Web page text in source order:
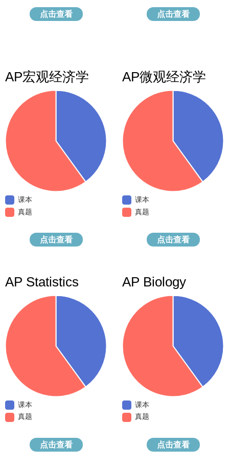
点击查看 点击查看
AP宏观经济学
课本
真题
点击查看
AP微观经济学
课本
真题
点击查看
AP Statistics
课本
真题
点击查看
AP Biology
课本
真题
点击查看